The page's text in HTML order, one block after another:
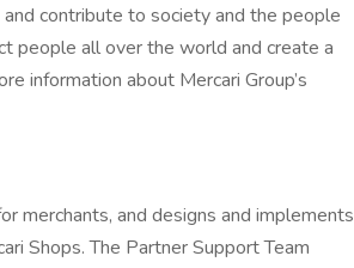
contribute to society and the people
people all over the world and create a
information about Mercari Group’s
merchants, and designs and implements
Shops. The Partner Support Team